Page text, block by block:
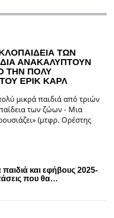
ΤΩΝ
ΑΝΑΚΑΛΥΠΤΟΥΝ
ΤΗΝ ΠΟΛΥ
ΕΡΙΚ ΚΑΡΛ
μικρά παιδιά από τριών
των ζώων - Μια
(μτφρ. Ορέστης
και εφήβους 2025-
που θα…